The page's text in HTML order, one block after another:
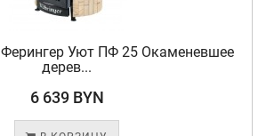
Уют ПФ 25 Окаменевшее
дерев...
6 639 BYN